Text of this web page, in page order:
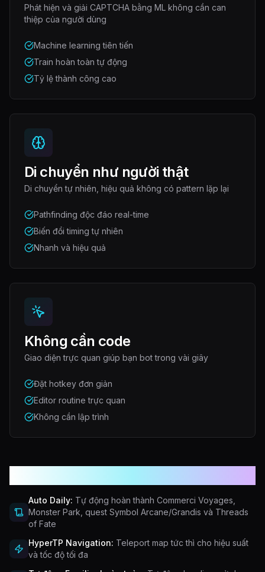
Phát hiện và giải CAPTCHA bằng ML không cần can
thiệp của người dùng
Machine learning tiên tiến
Train hoàn toàn tự động
Tỷ lệ thành công cao
Di chuyển như người thật
Di chuyển tự nhiên, hiệu quả không có pattern lặp lại
Pathfinding độc đáo real-time
Biến đổi timing tự nhiên
Nhanh và hiệu quả
Không cần code
Giao diện trực quan giúp bạn bot trong vài giây
Đặt hotkey đơn giản
Editor routine trực quan
Không cần lập trình
Auto Daily: Tự động hoàn thành Commerci Voyages,
Monster Park, quest Symbol Arcane/Grandis và Threads
of Fate
HyperTP Navigation: Teleport map tức thì cho hiệu suất
và tốc độ tối đa